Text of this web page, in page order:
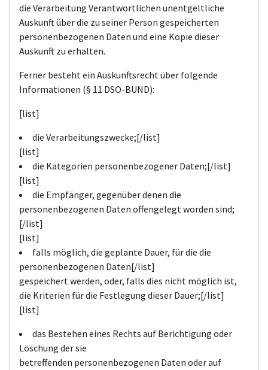
die Verarbeitung Verantwortlichen unentgeltliche
Auskunft über die zu seiner Person gespeicherten
personenbezogenen Daten und eine Kopie dieser
Auskunft zu erhalten.
Ferner besteht ein Auskunftsrecht über folgende
Informationen (§ 11 DSO-BUND):
[list]
die Verarbeitungszwecke;[/list]
[list]
die Kategorien personenbezogener Daten;[/list]
[list]
die Empfänger, gegenüber denen die
personenbezogenen Daten offengelegt worden sind;
[/list]
[list]
falls möglich, die geplante Dauer, für die die
personenbezogenen Daten[/list]
gespeichert werden, oder, falls dies nicht möglich ist,
die Kriterien für die Festlegung dieser Dauer;[/list]
[list]
das Bestehen eines Rechts auf Berichtigung oder
Löschung der sie
betreffenden personenbezogenen Daten oder auf